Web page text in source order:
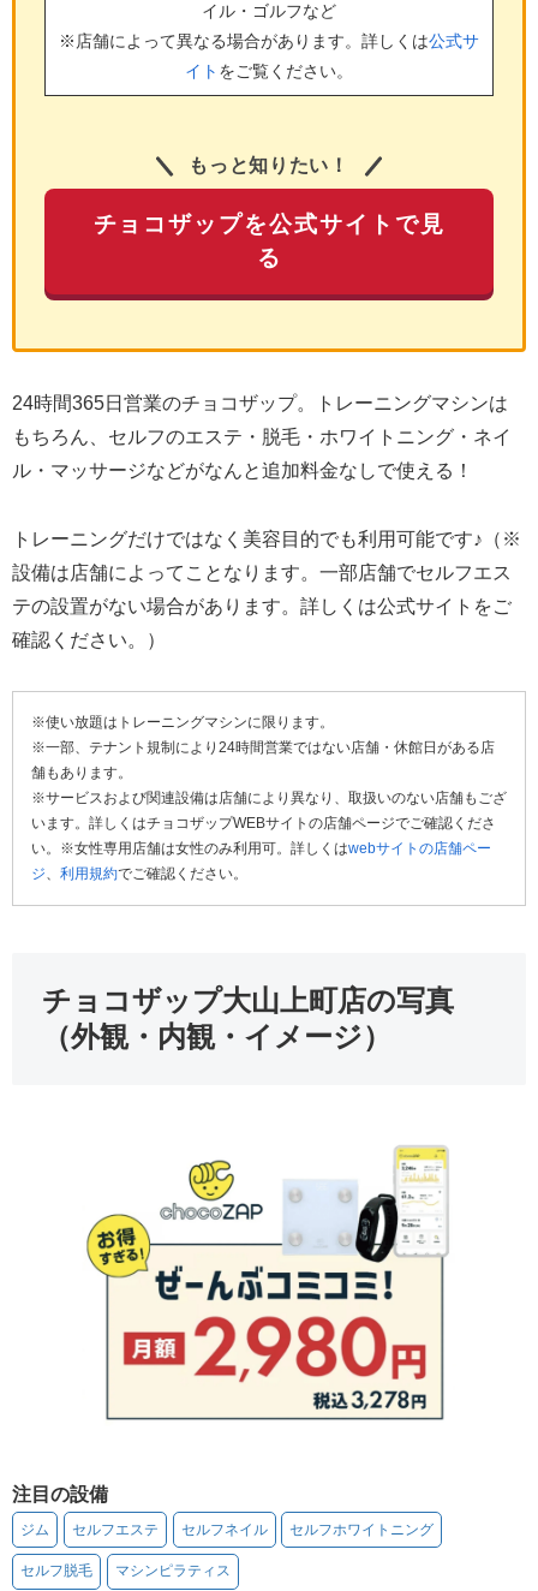
イル・ゴルフなど
※店舗によって異なる場合があります。詳しくは公式サ
イト をご覧ください。
もっと知りたい！
チョコザップを公式サイトで見
る
24時間365日営業のチョコザップ。トレーニングマシンは
もちろん、セルフのエステ・脱毛・ホワイトニング・ネイ
ル・マッサージなどがなんと追加料金なしで使える！
トレーニングだけではなく美容目的でも利用可能です♪（※
設備は店舗によってことなります。一部店舗でセルフエス
テの設置がない場合があります。詳しくは公式サイトをご
確認ください。）
※使い放題はトレーニングマシンに限ります。
※一部、テナント規制により24時間営業ではない店舗・休館日がある店
舗もあります。
※サービスおよび関連設備は店舗により異なり、取扱いのない店舗もござ
います。詳しくはチョコザップWEBサイトの店舗ページでご確認くださ
い。※女性専用店舗は女性のみ利用可。詳しくはwebサイトの店舗ペー
ジ、 利用規約でご確認ください。
チョコザップ大山上町店の写真
（外観・内観・イメージ）
注目の設備
ジム セルフエステ セルフネイル セルフホワイトニング
セルフ脱毛 マシンピラティス